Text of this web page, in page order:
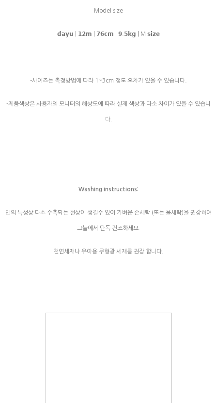
Model size
𝗱𝗮𝘆𝘂 | 𝟭𝟮𝗺 | 𝟳𝟲𝗰𝗺 | 𝟵.𝟱𝗸𝗴 | M 𝘀𝗶𝘇𝗲
-사이즈는 측정방법에 따라 1~3cm 정도 오차가 있을 수 있습니다.
-제품색상은 사용자의 모니터의 해상도에 따라 실제 색상과 다소 차이가 있을 수 있습니
다.
Washing instructions:
면의 특성상 다소 수축되는 현상이 생길수 있어 가벼운 손세탁 (또는 울세탁)을 권장하며
그늘에서 단독 건조하세요.
천연세재나 유아용 무형광 세재를 권장 합니다.